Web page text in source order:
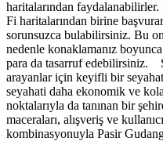
haritalarından faydalanabilirler.
Fi haritalarından birine
sorunsuzca bulabilirsiniz. Bu
nedenle konaklamanız
para da tasarruf edebilirsiniz.
arayanlar için keyifli bir
seyahati daha ekonomik ve
noktalarıyla da tanınan bir
maceraları, alışveriş ve
kombinasyonuyla Pasir